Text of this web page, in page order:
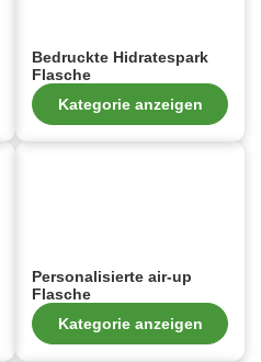
Bedruckte Hidratespark
Flasche
Kategorie anzeigen
Personalisierte air-up
Flasche
Kategorie anzeigen